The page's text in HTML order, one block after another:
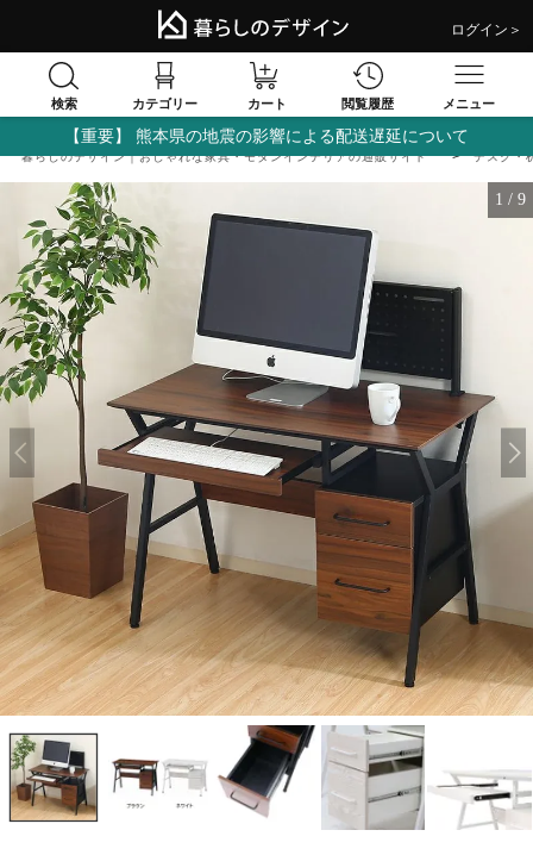
ログイン＞
検索 カテゴリー カート 閲覧履歴 メニュー
【重要】 熊本県の地震の影響による配送遅延について
暮らしのデザイン｜おしゃれな家具・モダンインテリアの通販サイト デスク・
1 / 9